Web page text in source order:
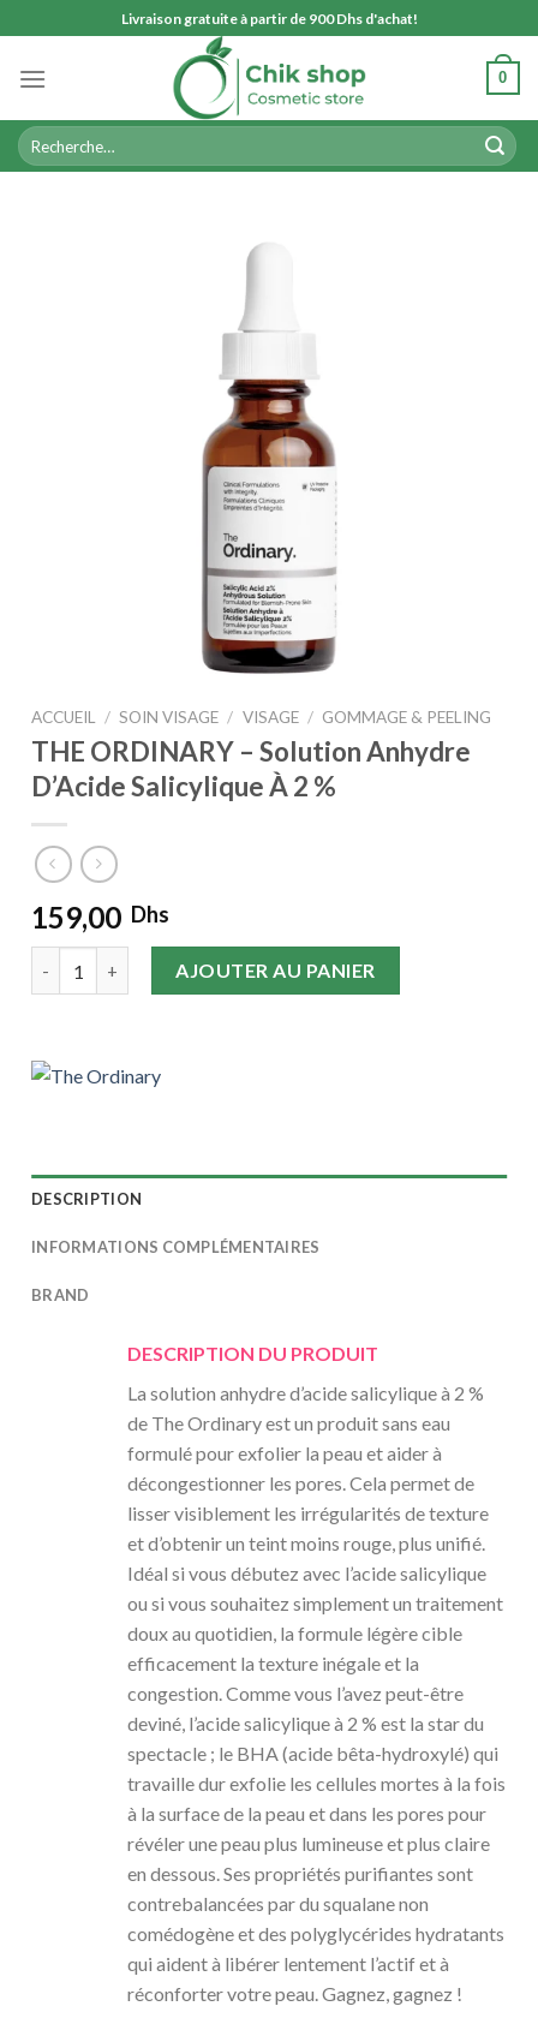
to
content
Livraison gratuite à partir de 900 Dhs d'achat!
0
Recherche
pour :
ACCUEIL / SOIN VISAGE / VISAGE / GOMMAGE & PEELING
THE ORDINARY – Solution Anhydre
D’Acide Salicylique À 2 %
159,00 Dhs
AJOUTER AU PANIER
DESCRIPTION
INFORMATIONS COMPLÉMENTAIRES
BRAND
DESCRIPTION DU PRODUIT
La solution anhydre d’acide salicylique à 2 %
de The Ordinary est un produit sans eau
formulé pour exfolier la peau et aider à
décongestionner les pores. Cela permet de
lisser visiblement les irrégularités de texture
et d’obtenir un teint moins rouge, plus unifié.
Idéal si vous débutez avec l’acide salicylique
ou si vous souhaitez simplement un traitement
doux au quotidien, la formule légère cible
efficacement la texture inégale et la
congestion. Comme vous l’avez peut-être
deviné, l’acide salicylique à 2 % est la star du
spectacle ; le BHA (acide bêta-hydroxylé) qui
travaille dur exfolie les cellules mortes à la fois
à la surface de la peau et dans les pores pour
révéler une peau plus lumineuse et plus claire
en dessous. Ses propriétés purifiantes sont
contrebalancées par du squalane non
comédogène et des polyglycérides hydratants
qui aident à libérer lentement l’actif et à
réconforter votre peau. Gagnez, gagnez !